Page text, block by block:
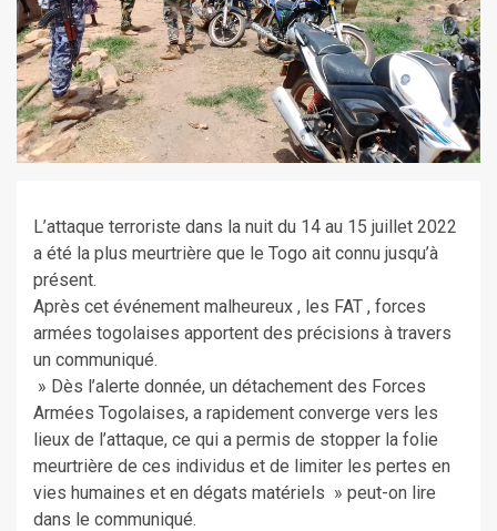
L’attaque terroriste dans la nuit du 14 au 15 juillet 2022
a été la plus meurtrière que le Togo ait connu jusqu’à
présent.
Après cet événement malheureux , les FAT , forces
armées togolaises apportent des précisions à travers
un communiqué.
» Dès l’alerte donnée, un détachement des Forces
Armées Togolaises, a rapidement converge vers les
lieux de l’attaque, ce qui a permis de stopper la folie
meurtrière de ces individus et de limiter les pertes en
vies humaines et en dégats matériels » peut-on lire
dans le communiqué.